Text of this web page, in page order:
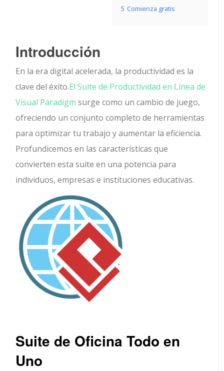
5 Comienza gratis
Introducción
En la era digital acelerada, la productividad es la
clave del éxito.El Suite de Productividad en Línea de
Visual Paradigm surge como un cambio de juego,
ofreciendo un conjunto completo de herramientas
para optimizar tu trabajo y aumentar la eficiencia.
Profundicemos en las características que
convierten esta suite en una potencia para
individuos, empresas e instituciones educativas.
Suite de Oficina Todo en
Uno